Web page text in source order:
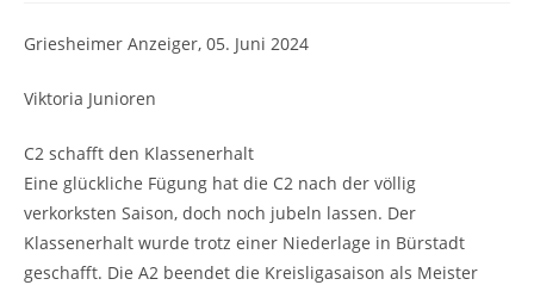
Griesheimer Anzeiger, 05. Juni 2024
Viktoria Junioren
C2 schafft den Klassenerhalt
Eine glückliche Fügung hat die C2 nach der völlig
verkorksten Saison, doch noch jubeln lassen. Der
Klassenerhalt wurde trotz einer Niederlage in Bürstadt
geschafft. Die A2 beendet die Kreisligasaison als Meister